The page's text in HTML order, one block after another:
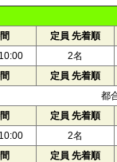
定員 先着順
2名
定員 先着順
都
定員 先着順
2名
定員 先着順